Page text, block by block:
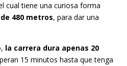
cual tiene una curiosa forma
480 metros, para dar una
la carrera dura apenas 20
15 minutos hasta que tenga